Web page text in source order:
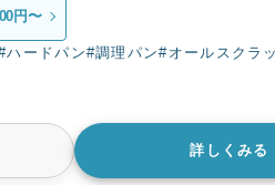
円〜
ハードパン#調理パン#オールスクラ
詳しくみる